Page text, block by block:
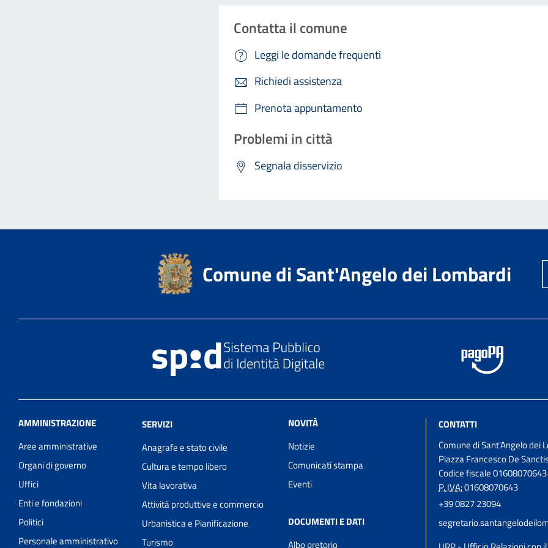
Contatta il comune
Leggi le domande frequenti
Richiedi assistenza
Prenota appuntamento
Problemi in città
Segnala disservizio
Comune di Sant'Angelo dei Lombardi
AMMINISTRAZIONE
Aree amministrative
Organi di governo
Uffici
Enti e fondazioni
Politici
Personale amministrativo
SERVIZI
Anagrafe e stato civile
Cultura e tempo libero
Vita lavorativa
Attività produttive e commercio
Urbanistica e Pianificazione
Turismo
NOVITÀ
Notizie
Comunicati stampa
Eventi
DOCUMENTI E DATI
Albo pretorio
CONTATTI
Comune di Sant'Angelo dei
Piazza Francesco De
Codice fiscale 01608070643
P. IVA:01608070643
+39 0827 23094